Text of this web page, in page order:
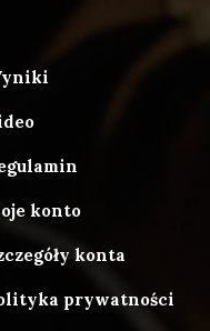
konto
konta
prywatności